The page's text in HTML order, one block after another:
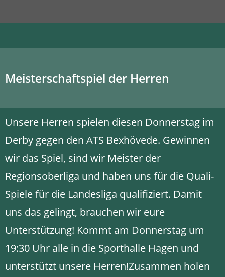
Meisterschaftspiel der Herren
Unsere Herren spielen diesen Donnerstag im
Derby gegen den ATS Bexhövede. Gewinnen
wir das Spiel, sind wir Meister der
Regionsoberliga und haben uns für die Quali-
Spiele für die Landesliga qualifiziert. Damit
uns das gelingt, brauchen wir eure
Unterstützung! Kommt am Donnerstag um
19:30 Uhr alle in die Sporthalle Hagen und
unterstützt unsere Herren!Zusammen holen